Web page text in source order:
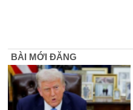
BÀI MỚI ĐĂNG